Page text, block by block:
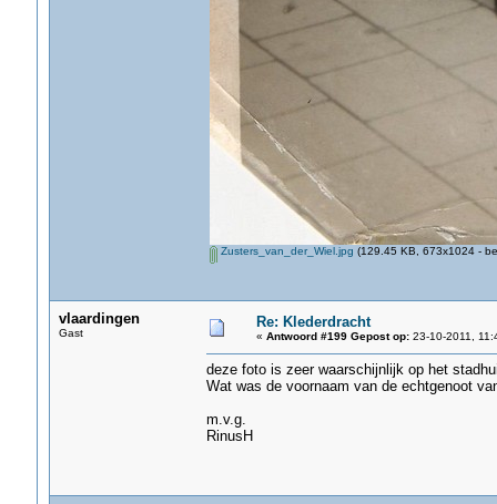
Zusters_van_der_Wiel.jpg (129.45 KB, 673x1024 -
vlaardingen
Gast
Re: Klederdracht
« Antwoord #199 Gepost op:23-10-2011,
deze foto is zeer waarschijnlijk op het
Wat was de voornaam van de echtgenoot
m.v.g.
RinusH